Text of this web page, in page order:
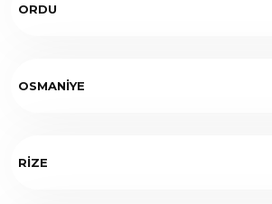
ORDU
OSMANİYE
RİZE